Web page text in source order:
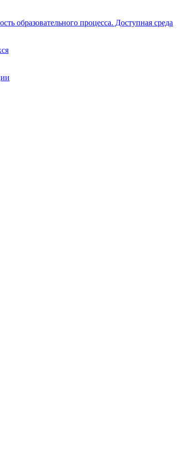
образовательного процесса. Доступная среда